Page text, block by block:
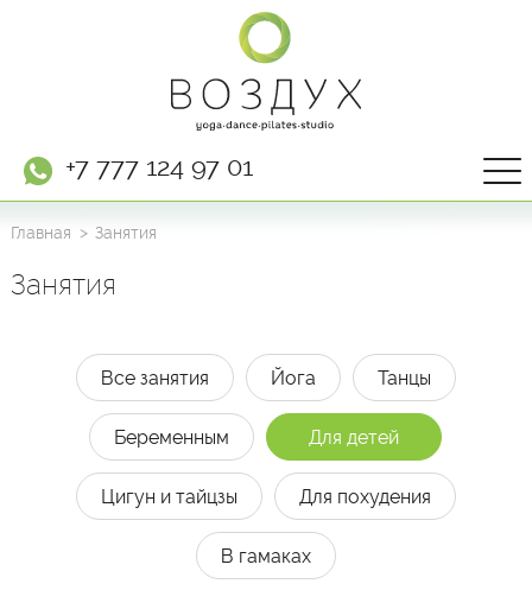
+7 777 124 97 01
Главная Занятия
Занятия
Все занятия Йога Танцы
Беременным Для детей
Цигун и тайцзы Для похудения
В гамаках